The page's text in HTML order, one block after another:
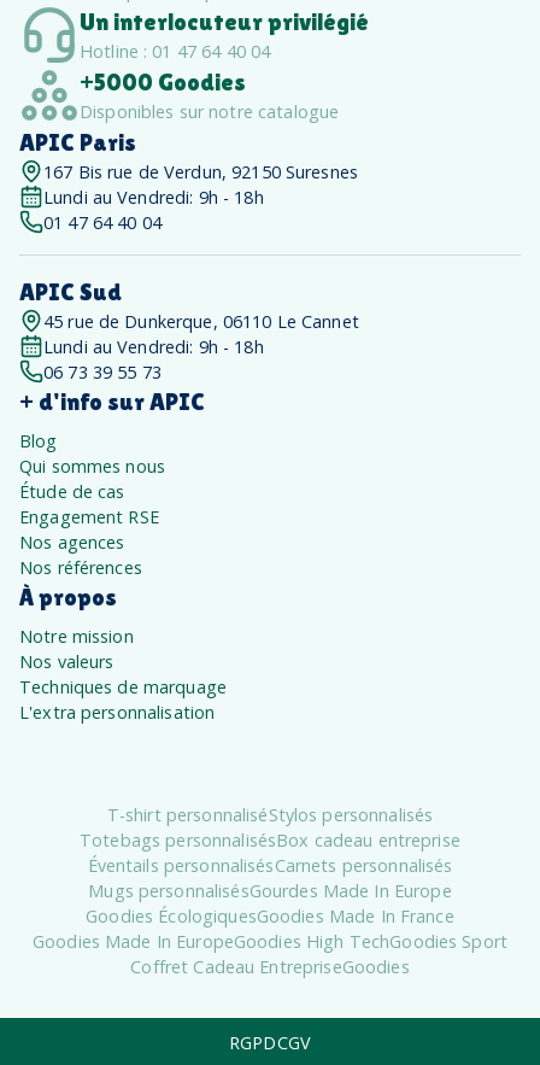
Un interlocuteur privilégié
Hotline : 01 47 64 40 04
+5000 Goodies
Disponibles sur notre catalogue
APIC Paris
167 Bis rue de Verdun, 92150 Suresnes
Lundi au Vendredi: 9h - 18h
01 47 64 40 04
APIC Sud
45 rue de Dunkerque, 06110 Le Cannet
Lundi au Vendredi: 9h - 18h
06 73 39 55 73
+ d'info sur APIC
Blog
Qui sommes nous
Étude de cas
Engagement RSE
Nos agences
Nos références
À propos
Notre mission
Nos valeurs
Techniques de marquage
L'extra personnalisation
T-shirt personnaliséStylos personnalisés
Totebags personnalisésBox cadeau entreprise
Éventails personnalisésCarnets personnalisés
Mugs personnalisésGourdes Made In Europe
Goodies ÉcologiquesGoodies Made In France
Goodies Made In EuropeGoodies High TechGoodies Sport
Coffret Cadeau EntrepriseGoodies
RGPDCGV